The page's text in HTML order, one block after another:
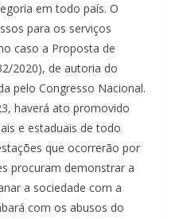
em todo país. O
para os serviços
caso a Proposta de
2020), de autoria do
pelo Congresso Nacional.
haverá ato promovido
e estaduais de todo
que ocorrerão por
procuram demonstrar a
a sociedade com a
com os abusos do